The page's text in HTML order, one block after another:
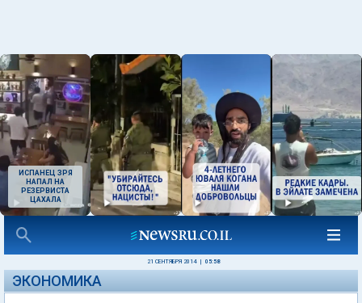
ИСПАНЕЦ ЗРЯ
НАПАЛ НА
РЕЗЕРВИСТА
ЦАХАЛА
21 СЕНТЯБРЯ 2014 05:58
ЭКОНОМИКА